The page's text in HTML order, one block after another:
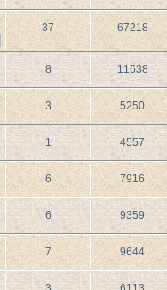
37 67218
8 11638
3 5250
1 4557
6 7916
6 9359
7 9644